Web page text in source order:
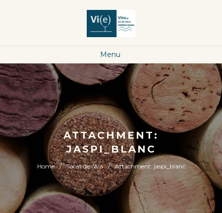
Menu
ATTACHMENT:
JASPI_BLANC
Home Tocat de l'Ala Attachment: jaspi_blanc